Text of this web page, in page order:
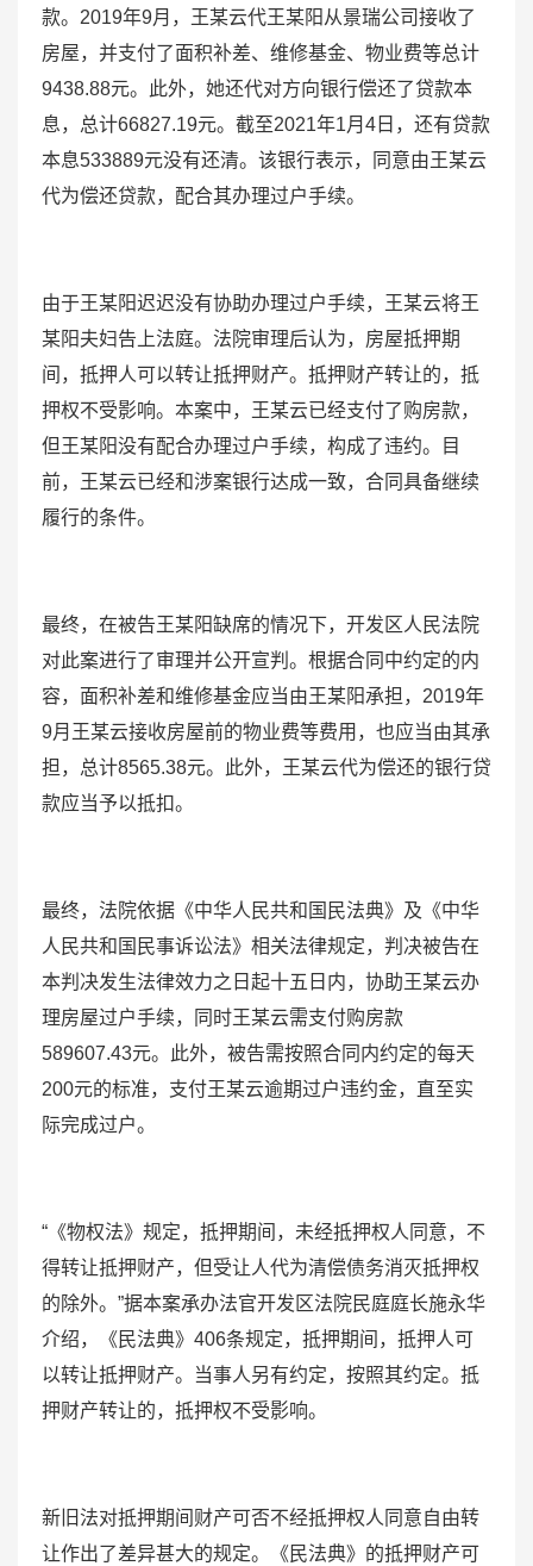
款。2019年9月，王某云代王某阳从景瑞公司接收了
房屋，并支付了面积补差、维修基金、物业费等总计
9438.88元。此外，她还代对方向银行偿还了贷款本
息，总计66827.19元。截至2021年1月4日，还有贷款
本息533889元没有还清。该银行表示，同意由王某云
代为偿还贷款，配合其办理过户手续。
由于王某阳迟迟没有协助办理过户手续，王某云将王
某阳夫妇告上法庭。法院审理后认为，房屋抵押期
间，抵押人可以转让抵押财产。抵押财产转让的，抵
押权不受影响。本案中，王某云已经支付了购房款，
但王某阳没有配合办理过户手续，构成了违约。目
前，王某云已经和涉案银行达成一致，合同具备继续
履行的条件。
最终，在被告王某阳缺席的情况下，开发区人民法院
对此案进行了审理并公开宣判。根据合同中约定的内
容，面积补差和维修基金应当由王某阳承担，2019年
9月王某云接收房屋前的物业费等费用，也应当由其承
担，总计8565.38元。此外，王某云代为偿还的银行贷
款应当予以抵扣。
最终，法院依据《中华人民共和国民法典》及《中华
人民共和国民事诉讼法》相关法律规定，判决被告在
本判决发生法律效力之日起十五日内，协助王某云办
理房屋过户手续，同时王某云需支付购房款
589607.43元。此外，被告需按照合同内约定的每天
200元的标准，支付王某云逾期过户违约金，直至实
际完成过户。
“《物权法》规定，抵押期间，未经抵押权人同意，不
得转让抵押财产，但受让人代为清偿债务消灭抵押权
的除外。”据本案承办法官开发区法院民庭庭长施永华
介绍，《民法典》406条规定，抵押期间，抵押人可
以转让抵押财产。当事人另有约定，按照其约定。抵
押财产转让的，抵押权不受影响。
新旧法对抵押期间财产可否不经抵押权人同意自由转
让作出了差异甚大的规定。《民法典》的抵押财产可